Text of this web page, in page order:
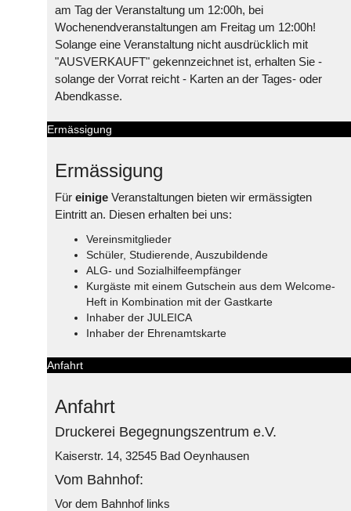
am Tag der Veranstaltung um 12:00h, bei
Wochenendveranstaltungen am Freitag um 12:00h!
Solange eine Veranstaltung nicht ausdrücklich mit
"AUSVERKAUFT" gekennzeichnet ist, erhalten Sie -
solange der Vorrat reicht - Karten an der Tages- oder
Abendkasse.
Ermässigung
Ermässigung
Für einige Veranstaltungen bieten wir ermässigten
Eintritt an. Diesen erhalten bei uns:
Vereinsmitglieder
Schüler, Studierende, Auszubildende
ALG- und Sozialhilfeempfänger
Kurgäste mit einem Gutschein aus dem Welcome-
Heft in Kombination mit der Gastkarte
Inhaber der JULEICA
Inhaber der Ehrenamtskarte
Anfahrt
Anfahrt
Druckerei Begegnungszentrum e.V.
Kaiserstr. 14, 32545 Bad Oeynhausen
Vom Bahnhof:
Vor dem Bahnhof links